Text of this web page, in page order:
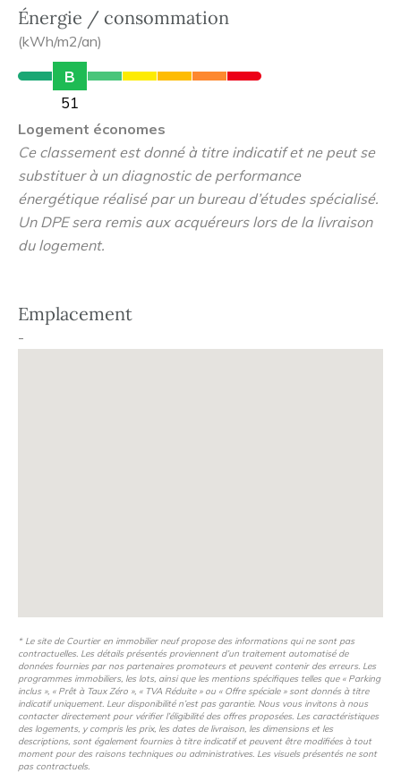
Paris, tout en profitant d’un cadre de vie exceptionnel.
L'Ancienne Surintendance du Roi propose 86
appartements du T1 au T4 duplex.
Énergie / consommation
(kWh/m2/an)
B
51
Logement économes
Ce classement est donné à titre indicatif et ne peut se
substituer à un diagnostic de performance
énergétique réalisé par un bureau d’études spécialisé.
Un DPE sera remis aux acquéreurs lors de la livraison
du logement.
Emplacement
-
* Le site de Courtier en immobilier neuf propose des informations qui ne sont pas
contractuelles. Les détails présentés proviennent d’un traitement automatisé de
données fournies par nos partenaires promoteurs et peuvent contenir des erreurs. Les
programmes immobiliers, les lots, ainsi que les mentions spécifiques telles que « Parking
inclus », « Prêt à Taux Zéro », « TVA Réduite » ou « Offre spéciale » sont donnés à titre
indicatif uniquement. Leur disponibilité n’est pas garantie. Nous vous invitons à nous
contacter directement pour vérifier l’éligibilité des offres proposées. Les caractéristiques
des logements, y compris les prix, les dates de livraison, les dimensions et les
descriptions, sont également fournies à titre indicatif et peuvent être modifiées à tout
moment pour des raisons techniques ou administratives. Les visuels présentés ne sont
pas contractuels.